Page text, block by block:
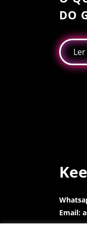
DO
Email: